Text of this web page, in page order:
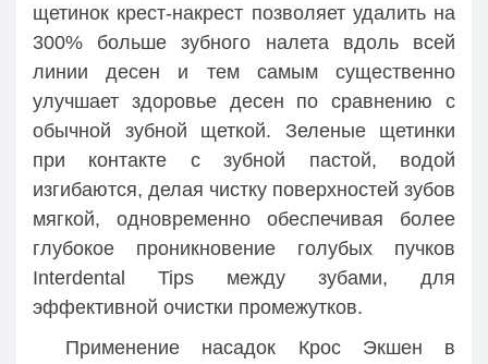
щетинок крест-накрест позволяет удалить на
300% больше зубного налета вдоль всей
линии десен и тем самым существенно
улучшает здоровье десен по сравнению с
обычной зубной щеткой. Зеленые щетинки
при контакте с зубной пастой, водой
изгибаются, делая чистку поверхностей зубов
мягкой, одновременно обеспечивая более
глубокое проникновение голубых пучков
Interdental Tips между зубами, для
эффективной очистки промежутков.
Применение насадок Крос Экшен в